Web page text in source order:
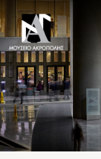
Παράκαμψη
προς
το
κυρίως
περιεχόμενο